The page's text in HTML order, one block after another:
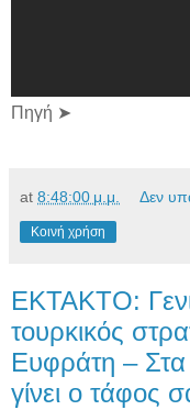
Πηγή ➤
at 8:48:00 μ.μ. Δεν
Κοινή χρήση
EKTAKTO:
τουρκικός
Ευφράτη –
γίνει ο τάφος